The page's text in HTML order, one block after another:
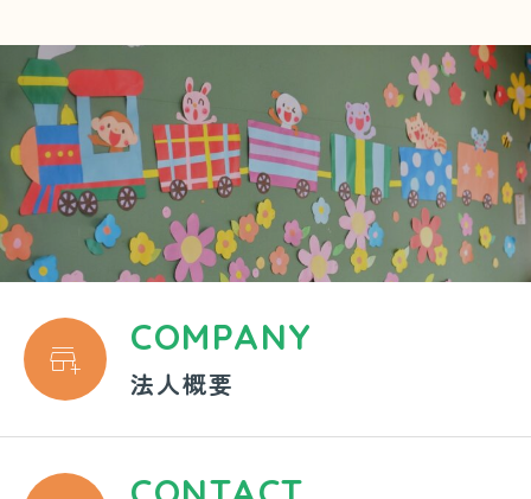
 COMPANY
法人概要